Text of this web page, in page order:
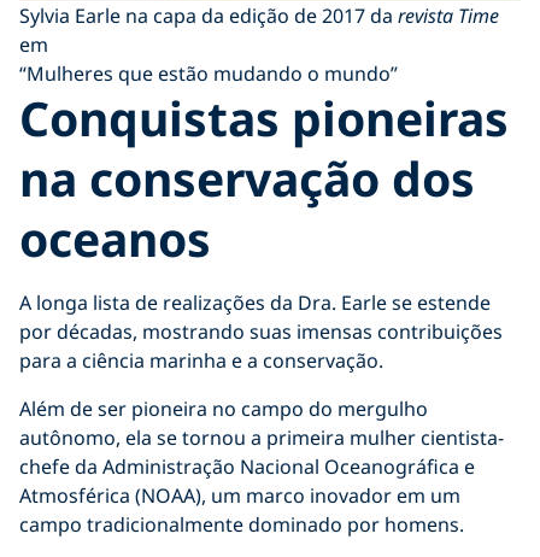
Sylvia Earle na capa da edição de 2017 da revista Time
em
“Mulheres que estão mudando o mundo”
Conquistas pioneiras
na conservação dos
oceanos
A longa lista de realizações da Dra. Earle se estende
por décadas, mostrando suas imensas contribuições
para a ciência marinha e a conservação.
Além de ser pioneira no campo do mergulho
autônomo, ela se tornou a primeira mulher cientista-
chefe da Administração Nacional Oceanográfica e
Atmosférica (NOAA), um marco inovador em um
campo tradicionalmente dominado por homens.